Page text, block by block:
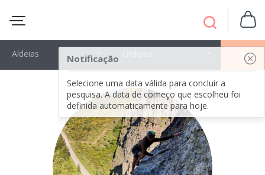
Notificação
Selecione uma data válida para concluir a
pesquisa. A data de começo que escolheu foi
definida automaticamente para hoje.
OK
Aldeias